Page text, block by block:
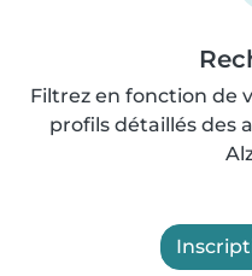
Filtrez en fonction de
profils détaillés des